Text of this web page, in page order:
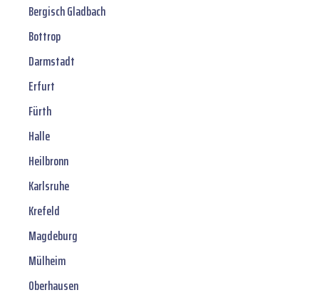
Bergisch Gladbach
Bottrop
Darmstadt
Erfurt
Fürth
Halle
Heilbronn
Karlsruhe
Krefeld
Magdeburg
Mülheim
Oberhausen